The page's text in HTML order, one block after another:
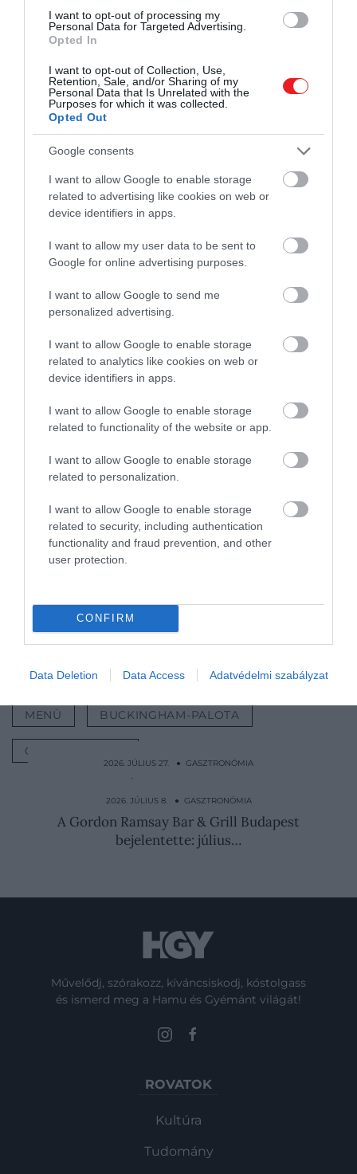
I want to opt-out of processing my
Personal Data for Targeted Advertising.
Opted In
I want to opt-out of Collection, Use,
Retention, Sale, and/or Sharing of my
Personal Data that Is Unrelated with the
Purposes for which it was collected.
Opted Out
Google consents
I want to allow Google to enable storage
related to advertising like cookies on web or
device identifiers in apps.
I want to allow my user data to be sent to
Google for online advertising purposes.
I want to allow Google to send me
personalized advertising.
I want to allow Google to enable storage
related to analytics like cookies on web or
device identifiers in apps.
I want to allow Google to enable storage
related to functionality of the website or app.
I want to allow Google to enable storage
related to personalization.
I want to allow Google to enable storage
related to security, including authentication
functionality and fraud prevention, and other
user protection.
CONFIRM
Data Deletion Data Access Adatvédelmi szabályzat
Ezt is olvasd el!
A palota szakácsai hetekig tökéletesítik a menüt
Fotó: Getty Images
A gálavacsorára érkező vendégeknek az italok miatt
sem kellett aggódniuk, ugyanis a legfinomabb
borok és pezsgők közül válogathattak. Az asztalra
került többek közt egy 2018-as évjáratú Chapel
Nosroyes és egy 2019-ben palackozott Domaine
Génot-Boulanger is.
Nyitókép:A katari előkelőségeknek a
/ Fotó: Getty Images
KIRÁLYI CSALÁD KÁROLY KIRÁLY
KAMILLA KIRÁLYNÉ GÁLA VACSORA
MENÜ BUCKINGHAM-PALOTA
GASZTRONÓMIA
2026. JÚLIUS 27. ● GASZTRONÓMIA
A kínai szakácsok 5 titka, amit otthon is
könnyű bevetni
2026. JÚLIUS 8. ● GASZTRONÓMIA
A Gordon Ramsay Bar & Grill Budapest
bejelentette: július…
Művelődj, szórakozz, kíváncsiskodj, kóstolgass
és ismerd meg a Hamu és Gyémánt világát!
ROVATOK
Kultúra
Tudomány